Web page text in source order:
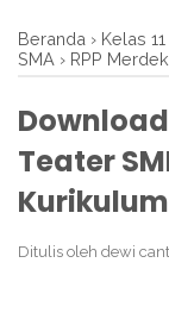
Beranda › Kelas 11
SMA › RPP
Download
Teater
Ditulis oleh dewi